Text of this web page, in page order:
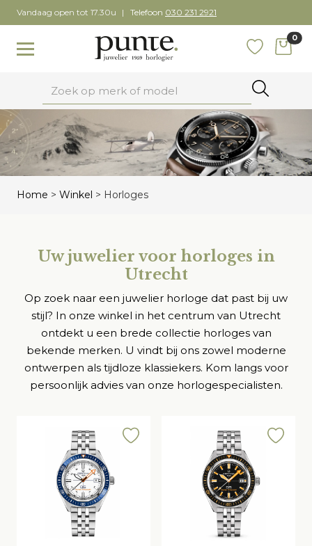
Skip
to
content
Vandaag open tot 17.30u Telefoon 030 231 2921
Toggle navigation
0
Zoeken
Home > Winkel > Horloges
Uw juwelier voor horloges in
Utrecht
Op zoek naar een juwelier horloge dat past bij uw
stijl? In onze winkel in het centrum van Utrecht
ontdekt u een brede collectie horloges van
bekende merken. U vindt bij ons zowel moderne
ontwerpen als tijdloze klassiekers. Kom langs voor
persoonlijk advies van onze horlogespecialisten.